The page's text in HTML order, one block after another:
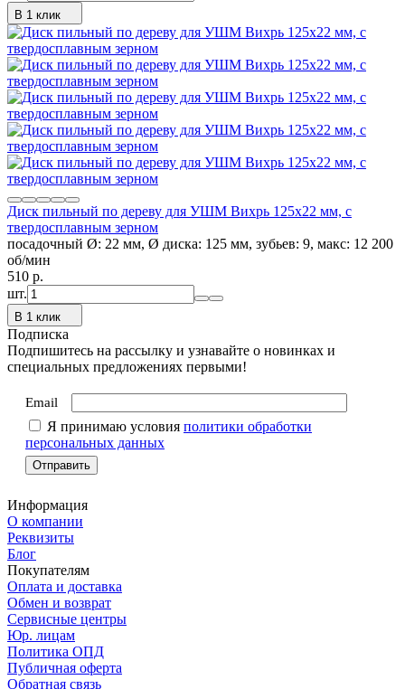
В 1 клик
Диск пильный по дереву для УШМ Вихрь 125х22 мм, с
твердосплавным зерном
посадочный Ø: 22 мм, Ø диска: 125 мм, зубьев: 9, макс: 12 200
об/мин
510 p.
шт.
В 1 клик
Подписка
Подпишитесь на рассылку и узнавайте о новинках и
специальных предложениях первыми!
Email
Я принимаю условия политики обработки
персональных данных
Информация
О компании
Реквизиты
Блог
Покупателям
Оплата и доставка
Обмен и возврат
Сервисные центры
Юр. лицам
Политика ОПД
Публичная оферта
Обратная связь